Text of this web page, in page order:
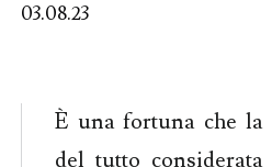
03.08.23
È una fortuna che la
del tutto considerata